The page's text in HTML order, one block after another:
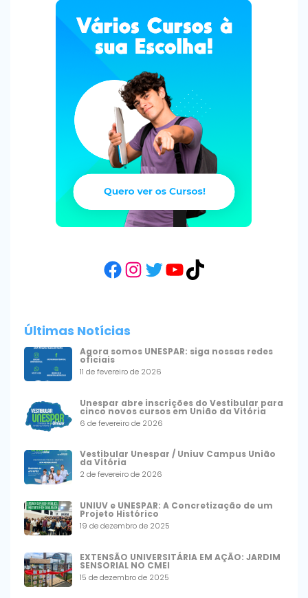
Facebook
Instagram
Twitter
YouTube
TikTok
Últimas Notícias
Agora somos UNESPAR: siga nossas redes
oficiais
11 de fevereiro de 2026
Unespar abre inscrições do Vestibular para
cinco novos cursos em União da Vitória
6 de fevereiro de 2026
Vestibular Unespar / Uniuv Campus União
da Vitória
2 de fevereiro de 2026
UNIUV e UNESPAR: A Concretização de um
Projeto Histórico
19 de dezembro de 2025
EXTENSÃO UNIVERSITÁRIA EM AÇÃO: JARDIM
SENSORIAL NO CMEI
15 de dezembro de 2025